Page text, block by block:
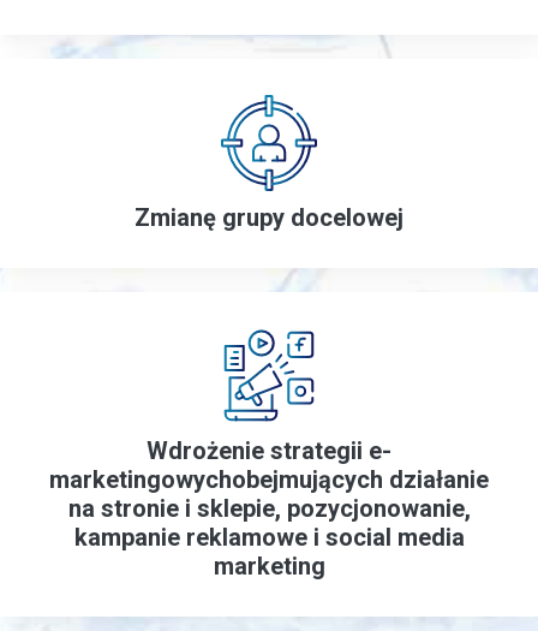
Zmianę grupy docelowej
Wdrożenie strategii e-
marketingowychobejmujących działanie
na stronie i sklepie, pozycjonowanie,
kampanie reklamowe i social media
marketing